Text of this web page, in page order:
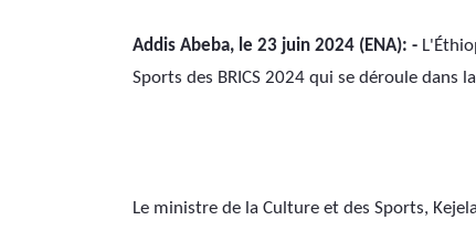
Addis Abeba, le 23 juin 2024 (ENA): -
Sports des BRICS 2024 qui se déroule dans
Le ministre de la Culture et des Sports,